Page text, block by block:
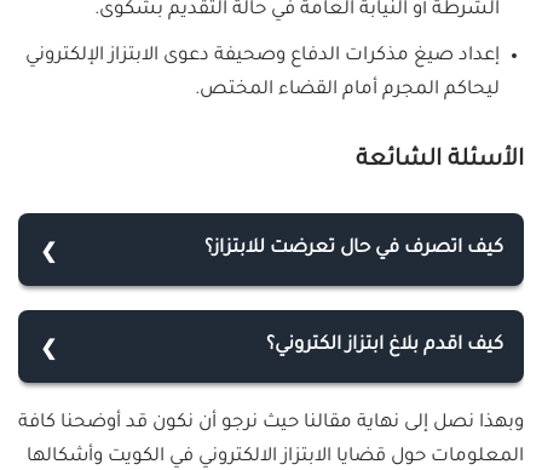
الشرطة أو النيابة العامة في حالة التقديم بشكوى.
إعداد صيغ مذكرات الدفاع وصحيفة دعوى الابتزاز الإلكتروني
ليحاكم المجرم أمام القضاء المختص.
الأسئلة الشائعة
كيف اتصرف في حال تعرضت للابتزاز؟
مختص بقضايا الابتزاز على الفور، فهو سيبدأ بمساعدتك
كيف اقدم بلاغ ابتزاز الكتروني؟
مكافحة الجرائم الإلكترونية 96597283939.
وبهذا نصل إلى نهاية مقالنا حيث نرجو أن نكون قد أوضحنا كافة
المعلومات حول قضايا الابتزاز الالكتروني في الكويت وأشكالها